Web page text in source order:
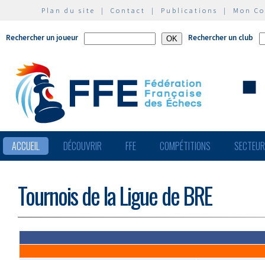
Plan du site | Contact | Publications | Mon
Rechercher un joueur Rechercher un club
ACCUEIL DÉCOUVRIR FFE COMPÉTITIONS
Tournois de la Ligue de BRE